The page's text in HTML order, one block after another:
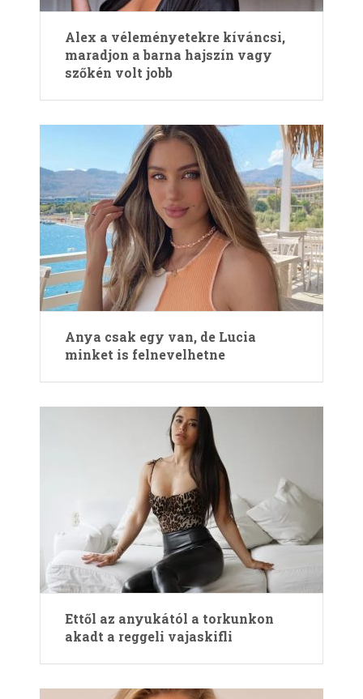
Alex a véleményetekre kíváncsi,
maradjon a barna hajszín vagy
szőkén volt jobb
Anya csak egy van, de Lucia
minket is felnevelhetne
Ettől az anyukától a torkunkon
akadt a reggeli vajaskifli